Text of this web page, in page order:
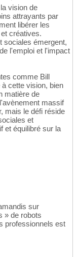
vision de
attrayants par
libérer les
créatives.
sociales émergent,
l'emploi et l'impact
comme Bill
cette vision, bien
matière de
massif
mais le défi réside
et
et équilibré sur la
sur
» de robots
professionnels est